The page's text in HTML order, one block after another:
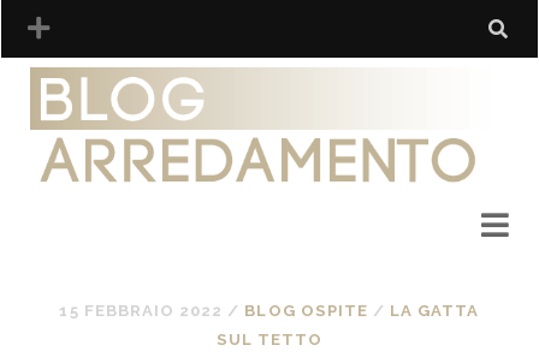
15 FEBBRAIO 2022 / BLOG OSPITE / LA GATTA
SUL TETTO